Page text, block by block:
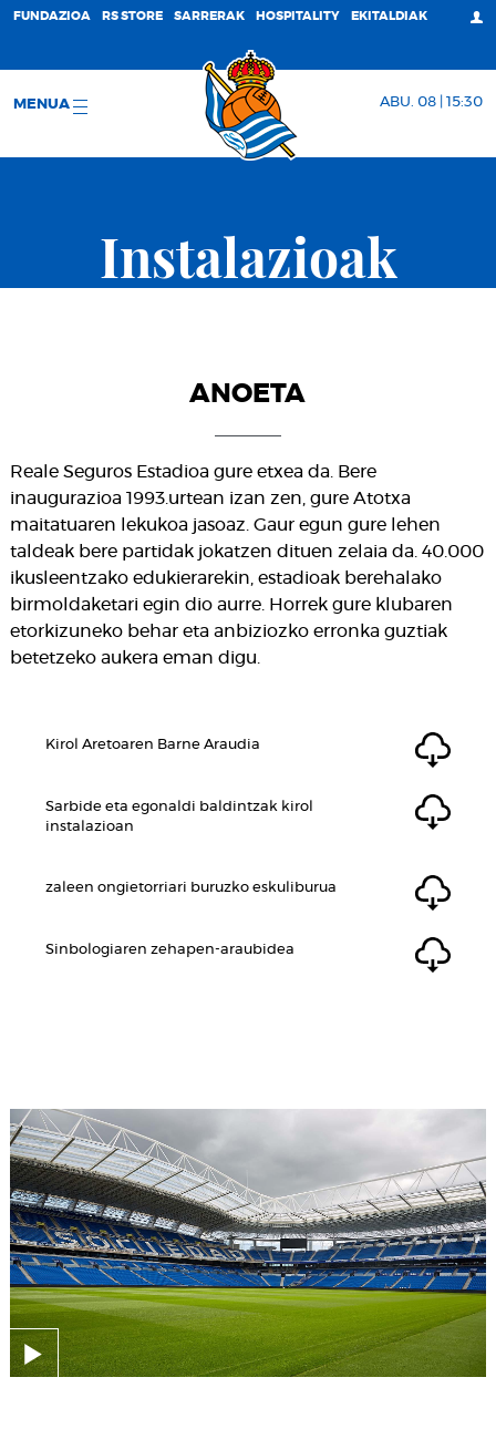
FUNDAZIOA RS STORE SARRERAK HOSPITALITY EKITALDIAK
MENUA ABU. 08 | 15:30
Instalazioak
ANOETA
Reale Seguros Estadioa gure etxea da. Bere
inaugurazioa 1993.urtean izan zen, gure Atotxa
maitatuaren lekukoa jasoaz. Gaur egun gure lehen
taldeak bere partidak jokatzen dituen zelaia da. 40.000
ikusleentzako edukierarekin, estadioak berehalako
birmoldaketari egin dio aurre. Horrek gure klubaren
etorkizuneko behar eta anbiziozko erronka guztiak
betetzeko aukera eman digu.
Kirol Aretoaren Barne Araudia
Sarbide eta egonaldi baldintzak kirol
instalazioan
zaleen ongietorriari buruzko eskuliburua
Sinbologiaren zehapen-araubidea